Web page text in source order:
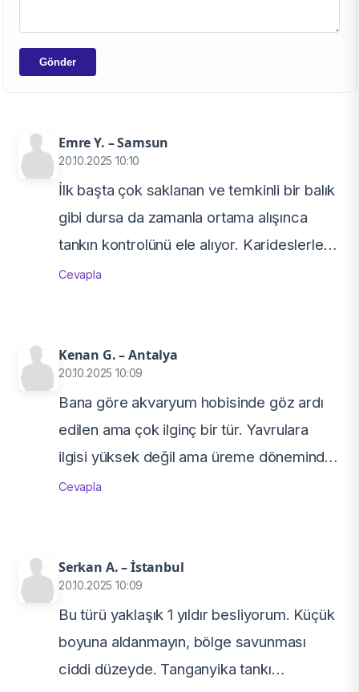
Gönder
Emre Y. – Samsun
20.10.2025 10:10
İlk başta çok saklanan ve temkinli bir balık
gibi dursa da zamanla ortama alışınca
tankın kontrolünü ele alıyor. Karideslerle
denemiştim, büyük hata. Canlı ne bulsa
tankına oturmuş bir tür, pH yüksekse
sorun çıkarmıyor.
Cevapla
Kenan G. – Antalya
20.10.2025 10:09
Bana göre akvaryum hobisinde göz ardı
edilen ama çok ilginç bir tür. Yavrulara
ilgisi yüksek değil ama üreme döneminde
erkek bölgesini terk etmiyor. Saklanma
yemleri çok seviyorlar, özellikle
bloodworm verdiğimde hemen
saldırıyorlar.
Cevapla
Serkan A. – İstanbul
20.10.2025 10:09
Bu türü yaklaşık 1 yıldır besliyorum. Küçük
boyuna aldanmayın, bölge savunması
ciddi düzeyde. Tanganyika tankı